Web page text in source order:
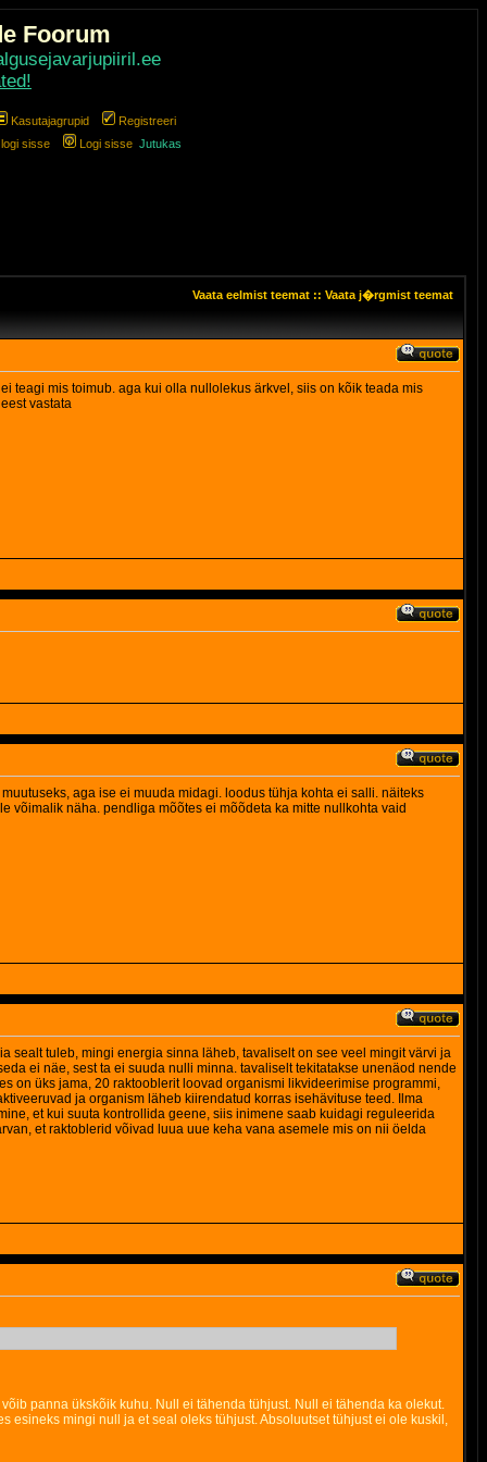
Foorum
Kasutajagrupid
Registreeri
sisse Logi sisse Jutukas
Vaata eelmist teemat :: Vaata j�rgmist teemat
teagi mis toimub. aga kui olla nullolekus ärkvel, siis on kõik teada mis
vastata
aga ise ei muuda midagi. loodus tühja kohta ei salli. näiteks
võimalik näha. pendliga mõõtes ei mõõdeta ka mitte nullkohta vaid
sealt tuleb, mingi energia sinna läheb, tavaliselt on see veel mingit värvi ja
ei näe, sest ta ei suuda nulli minna. tavaliselt tekitatakse unenäod nende
on üks jama, 20 raktooblerit loovad organismi likvideerimise programmi,
ja organism läheb kiirendatud korras isehävituse teed. Ilma
et kui suuta kontrollida geene, siis inimene saab kuidagi reguleerida
et raktoblerid võivad luua uue keha vana asemele mis on nii öelda
panna ükskõik kuhu. Null ei tähenda tühjust. Null ei tähenda ka olekut.
esineks mingi null ja et seal oleks tühjust. Absoluutset tühjust ei ole kuskil,